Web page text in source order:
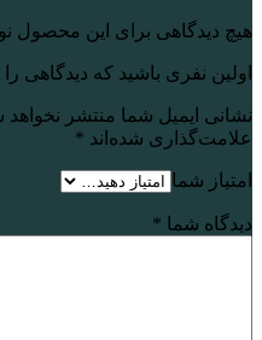
هیچ دیدگاهی برای این محصول
اولین نفری باشید که دیدگاهی
نشانی ایمیل شما منتشر نخواهد
علامت‌گذاری شده‌اند *
امتیاز شما
دیدگاه شما *